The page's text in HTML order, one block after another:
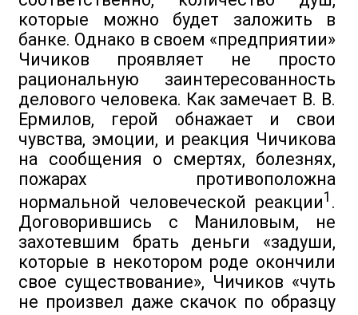
которые можно будет заложить в
банке. Однако в своем «предприятии»
Чичиков проявляет не просто
рациональную заинтересованность
делового человека. Как замечает В. В.
Ермилов, герой обнажает и свои
чувства, эмоции, и реакция Чичикова
на сообщения о смертях, болезнях,
пожарах противоположна
нормальной человеческой реакции1 .
Договорившись с Маниловым, не
захотевшим брать деньги «задуши,
которые в некотором роде окончили
свое существование», Чичиков «чуть
не произвел даже скачок по образцу